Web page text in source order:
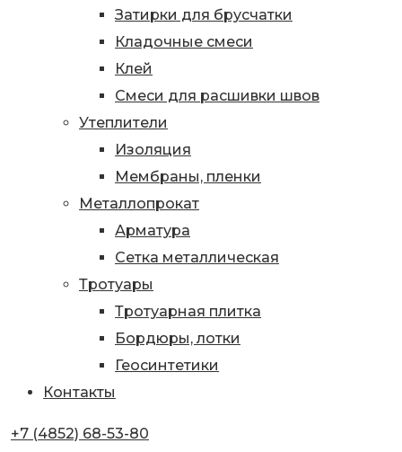
Затирки для брусчатки
Кладочные смеси
Клей
Смеси для расшивки швов
Утеплители
Изоляция
Мембраны, пленки
Металлопрокат
Арматура
Сетка металлическая
Тротуары
Тротуарная плитка
Бордюры, лотки
Геосинтетики
Контакты
+7 (4852) 68-53-80